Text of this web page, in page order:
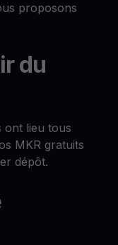
proposons
du
ont lieu tous
MKR gratuits
dépôt.